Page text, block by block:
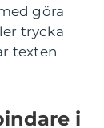
göra
trycka
texten
i